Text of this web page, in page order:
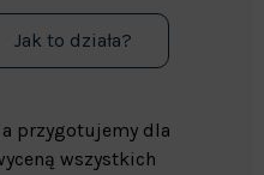
Jak to działa?
przygotujemy dla
wszystkich